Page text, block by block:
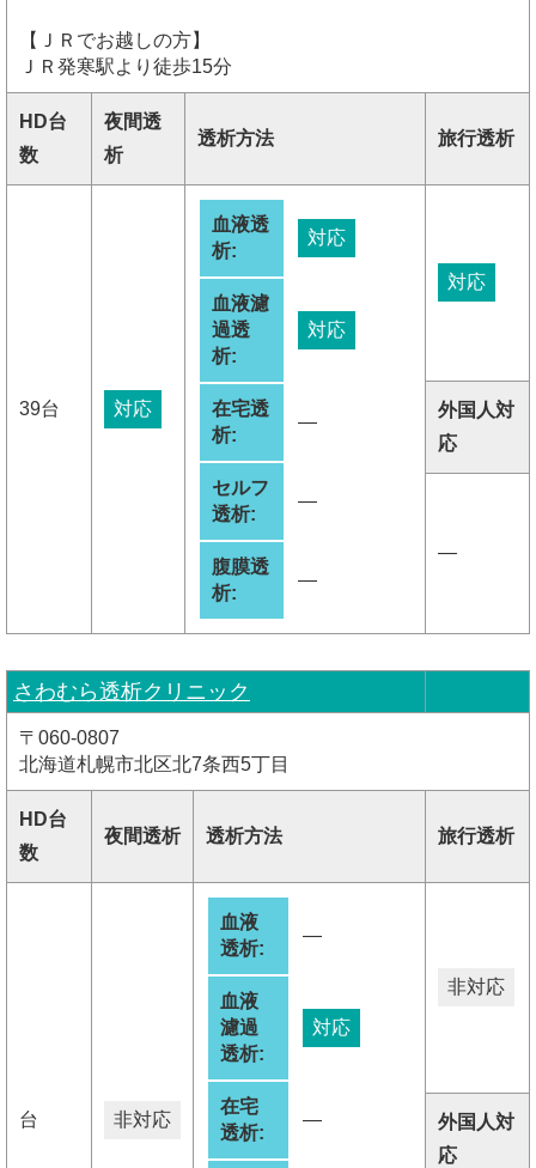
【ＪＲでお越しの方】
ＪＲ発寒駅より徒歩15分
HD台
数
夜間透
析
透析方法 旅行透析
39台 対応
血液透
析:
対応
血液濾
過透
析:
対応
在宅透
析:
―
セルフ
透析:
―
腹膜透
析:
―
対応
外国人対
応
―
さわむら透析クリニック
〒060-0807
北海道札幌市北区北7条西5丁目
HD台
数
夜間透析 透析方法 旅行透析
台 非対応
血液
透析:
―
血液
濾過
透析:
対応
在宅
透析:
―
非対応
外国人対
応